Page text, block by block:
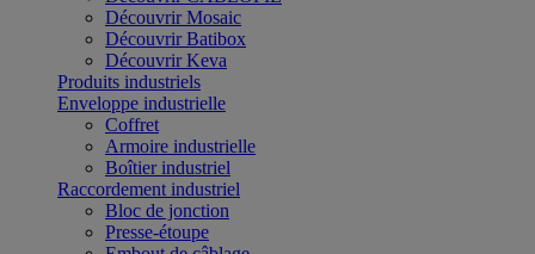
Découvrir Mosaic
Découvrir Batibox
Découvrir Keva
Produits industriels
Enveloppe industrielle
Coffret
Armoire industrielle
Boîtier industriel
Raccordement industriel
Bloc de jonction
Presse-étoupe